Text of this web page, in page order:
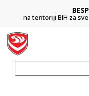
na teritoriji BIH za